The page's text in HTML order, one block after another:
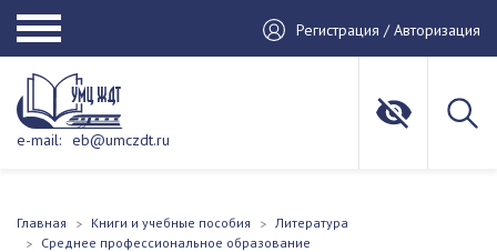
Регистрация / Авторизация
e-mail: eb@umczdt.ru
Главная Книги и учебные пособия
Литература
Среднее профессиональное образование